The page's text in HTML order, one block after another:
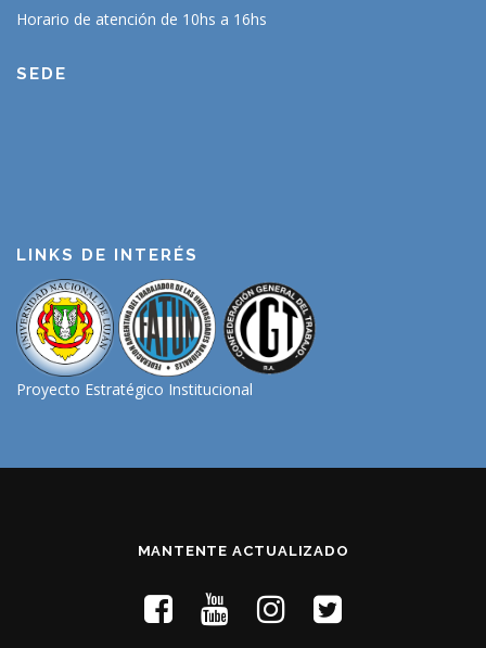
Horario de atención de 10hs a 16hs
SEDE
LINKS DE INTERÉS
Proyecto Estratégico Institucional
MANTENTE ACTUALIZADO